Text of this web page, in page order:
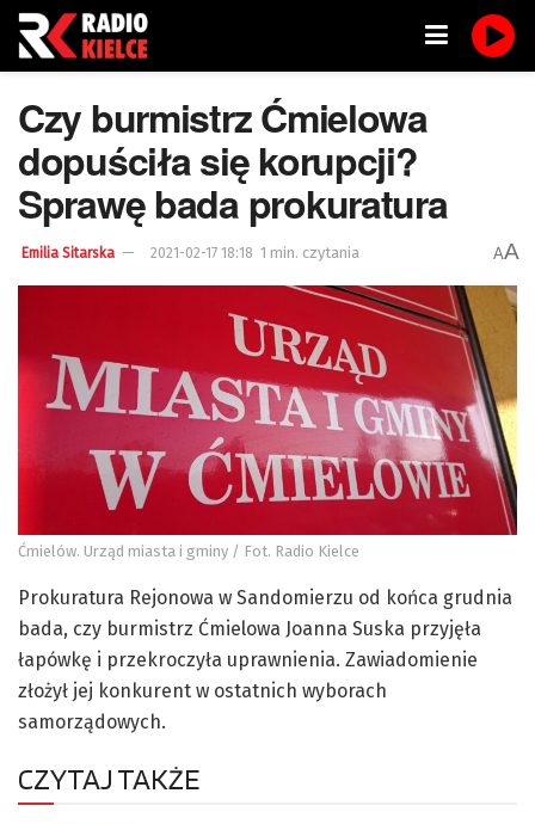
Czy burmistrz Ćmielowa
dopuściła się korupcji?
Sprawę bada prokuratura
Emilia Sitarska 2021-02-17 18:18 1 min. czytania AA
Ćmielów. Urząd miasta i gminy / Fot. Radio Kielce
Prokuratura Rejonowa w Sandomierzu od końca grudnia
bada, czy burmistrz Ćmielowa Joanna Suska przyjęła
łapówkę i przekroczyła uprawnienia. Zawiadomienie
złożył jej konkurent w ostatnich wyborach
samorządowych.
CZYTAJ TAKŻE